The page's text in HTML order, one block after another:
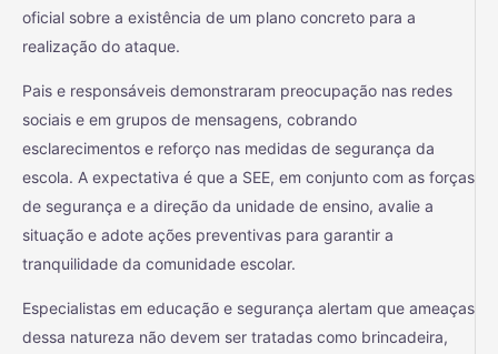
oficial sobre a existência de um plano concreto para a
realização do ataque.
Pais e responsáveis demonstraram preocupação nas redes
sociais e em grupos de mensagens, cobrando
esclarecimentos e reforço nas medidas de segurança da
escola. A expectativa é que a SEE, em conjunto com as forças
de segurança e a direção da unidade de ensino, avalie a
situação e adote ações preventivas para garantir a
tranquilidade da comunidade escolar.
Especialistas em educação e segurança alertam que ameaças
dessa natureza não devem ser tratadas como brincadeira,